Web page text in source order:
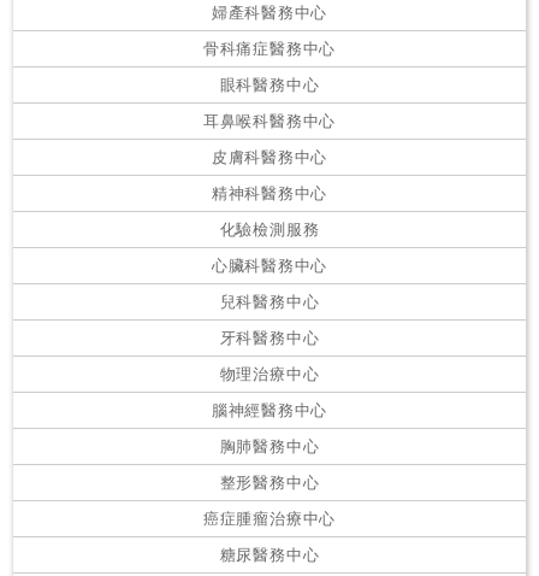
婦產科醫務中心
骨科痛症醫務中心
眼科醫務中心
耳鼻喉科醫務中心
皮膚科醫務中心
精神科醫務中心
化驗檢測服務
心臟科醫務中心
兒科醫務中心
牙科醫務中心
物理治療中心
腦神經醫務中心
胸肺醫務中心
整形醫務中心
癌症腫瘤治療中心
糖尿醫務中心